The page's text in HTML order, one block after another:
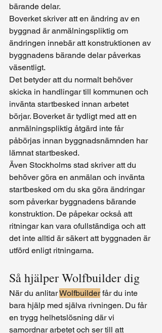
bärande delar.
Boverket skriver att en ändring av en
byggnad är anmälningspliktig om
ändringen innebär att konstruktionen av
byggnadens bärande delar påverkas
väsentligt.
Det betyder att du normalt behöver
skicka in handlingar till kommunen och
invänta startbesked innan arbetet
börjar. Boverket är tydligt med att en
anmälningspliktig åtgärd inte får
påbörjas innan byggnadsnämnden har
lämnat startbesked.
Även Stockholms stad skriver att du
behöver göra en anmälan och invänta
startbesked om du ska göra ändringar
som påverkar byggnadens bärande
konstruktion. De påpekar också att
ritningar kan vara ofullständiga och att
det inte alltid är säkert att byggnaden är
utförd enligt ritningarna.
Så hjälper Wolfbuilder dig
När du anlitar Wolfbuilder får du inte
bara hjälp med själva rivningen. Du får
en trygg helhetslösning där vi
samordnar arbetet och ser till att